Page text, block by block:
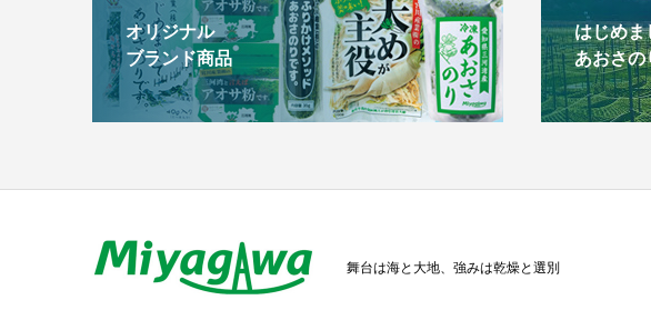
オリジナル
ブランド商品
はじめま
あおさの
舞台は海と大地、強みは乾燥と選別